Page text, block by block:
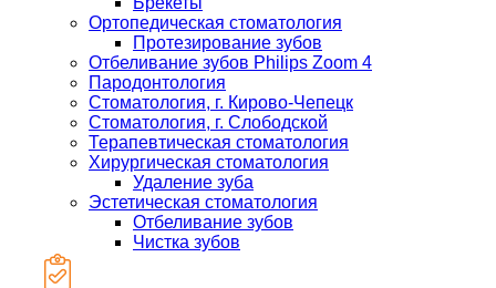
Ортопедическая стоматология
Протезирование зубов
Отбеливание зубов Philips Zoom 4
Пародонтология
Стоматология, г. Кирово-Чепецк
Стоматология, г. Слободской
Терапевтическая стоматология
Хирургическая стоматология
Удаление зуба
Эстетическая стоматология
Отбеливание зубов
Чистка зубов